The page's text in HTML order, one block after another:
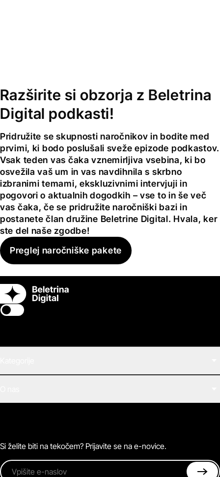
Razširite si obzorja z Beletrina
Digital podkasti!
Pridružite se skupnosti naročnikov in bodite med
prvimi, ki bodo poslušali sveže epizode podkastov.
Vsak teden vas čaka vznemirljiva vsebina, ki bo
osvežila vaš um in vas navdihnila s skrbno
izbranimi temami, ekskluzivnimi intervjuji in
pogovori o aktualnih dogodkih – vse to in še več
vas čaka, če se pridružite naročniški bazi in
postanete član družine Beletrine Digital. Hvala, ker
ste del naše zgodbe!
Preglej naročniške pakete
Switch theme
Zvočne knjige
Kontaktirajte nas
Si želite biti na tekočem? Prijavite se na e-novice.
Vpišite e-naslov